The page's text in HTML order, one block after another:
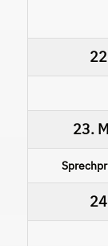
23.